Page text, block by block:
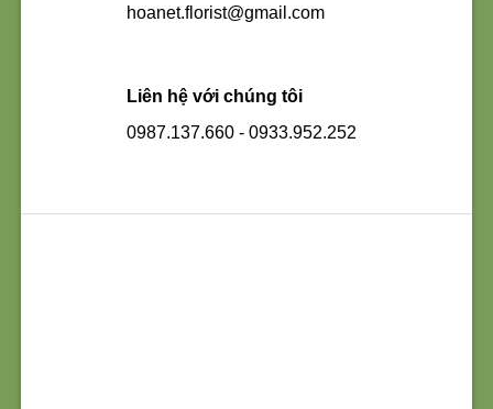
hoanet.florist@gmail.com
Liên hệ với chúng tôi
0987.137.660 - 0933.952.252